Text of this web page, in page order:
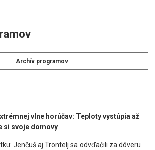
Archív programov
vlne horúčav: Teploty vystúpia až
si svoje domovy
Jenčuš aj Trontelj sa odvďačili za dôveru